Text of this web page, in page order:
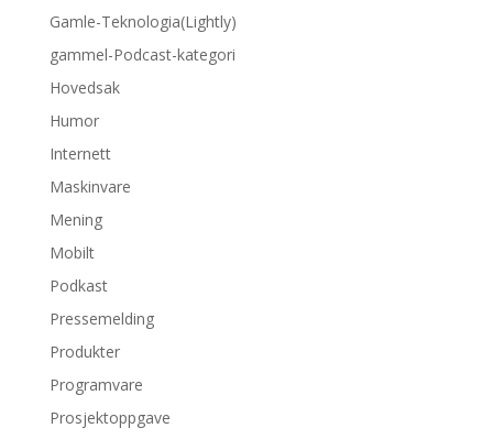
Gamle-Teknologia(Lightly)
gammel-Podcast-kategori
Hovedsak
Humor
Internett
Maskinvare
Mening
Mobilt
Podkast
Pressemelding
Produkter
Programvare
Prosjektoppgave